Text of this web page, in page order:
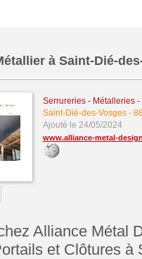
à Saint-Dié-
Serrureries - Métalleries
Saint-Dié-des-Vosges-
Ajouté le 24/05/2024
www.alliance-metal-
Alliance Métal
et Clôtures à